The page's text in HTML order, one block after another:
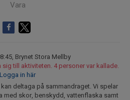
Vara
Brynet Stora Mellby
till aktiviteten. 4 personer var kallade.
Logga in här
deltaga på sammandraget. Vi spelar
med skor, benskydd, vattenflaska samt